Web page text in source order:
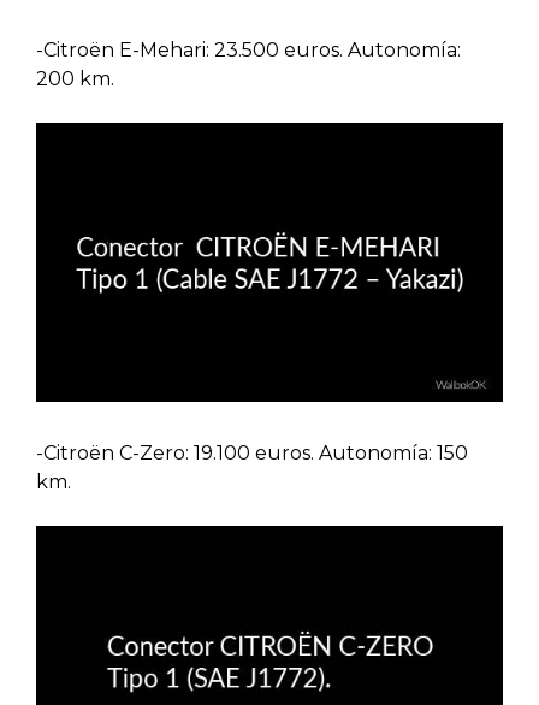
-Citroën E-Mehari: 23.500 euros. Autonomía:
200 km.
-Citroën C-Zero: 19.100 euros. Autonomía: 150
km.